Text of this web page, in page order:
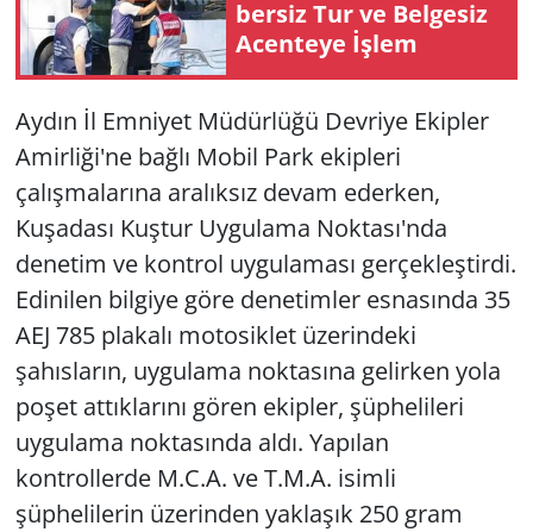
ber­siz Tur ve Bel­ge­siz
Acen­te­ye İşlem
Aydın İl Emniyet Müdürlüğü Devriye Ekipler
Amirliği'ne bağlı Mobil Park ekipleri
çalışmalarına aralıksız devam ederken,
Kuşadası Kuştur Uygulama Noktası'nda
denetim ve kontrol uygulaması gerçekleştirdi.
Edinilen bilgiye göre denetimler esnasında 35
AEJ 785 plakalı motosiklet üzerindeki
şahısların, uygulama noktasına gelirken yola
poşet attıklarını gören ekipler, şüphelileri
uygulama noktasında aldı. Yapılan
kontrollerde M.C.A. ve T.M.A. isimli
şüphelilerin üzerinden yaklaşık 250 gram
Yerel